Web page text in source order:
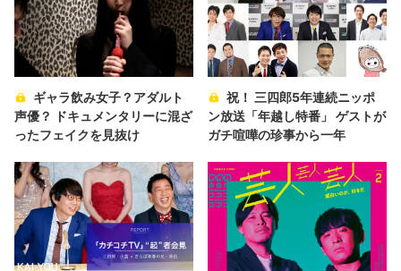
ギャラ飲み女子？アダルト
声優？ ドキュメンタリーに混ざ
ったフェイクを見抜け
祝！ 三四郎5年連続ニッポ
ン放送「年越し特番」 ゲストが
ガチ喧嘩の珍事から一年